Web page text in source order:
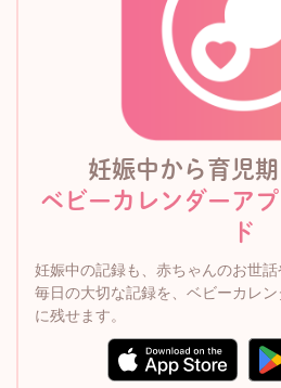
妊娠中から育児
ベビーカレンダーア
ド
妊娠中の記録も、赤ちゃんのお世話
毎日の大切な記録を、ベビーカレ
に残せます。